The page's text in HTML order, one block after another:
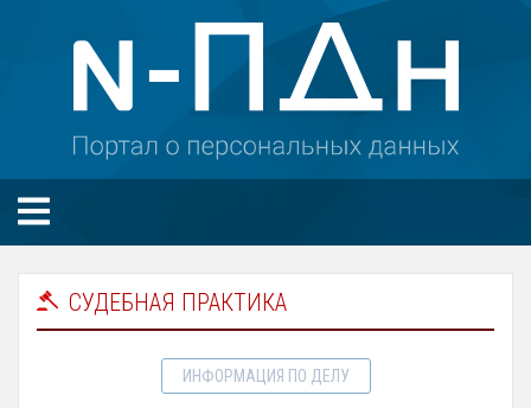
СУДЕБНАЯ ПРАКТИКА
ИНФОРМАЦИЯ ПО ДЕЛУ